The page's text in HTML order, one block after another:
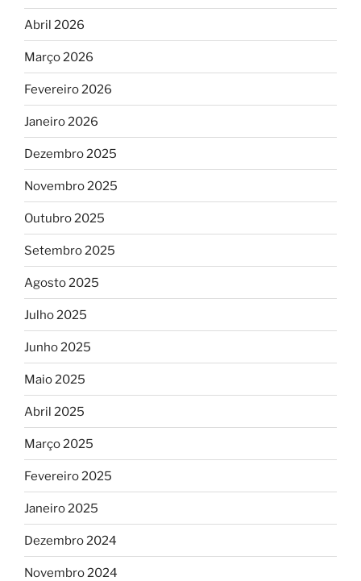
Abril 2026
Março 2026
Fevereiro 2026
Janeiro 2026
Dezembro 2025
Novembro 2025
Outubro 2025
Setembro 2025
Agosto 2025
Julho 2025
Junho 2025
Maio 2025
Abril 2025
Março 2025
Fevereiro 2025
Janeiro 2025
Dezembro 2024
Novembro 2024